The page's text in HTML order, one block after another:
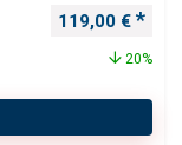
119,00 €
20%